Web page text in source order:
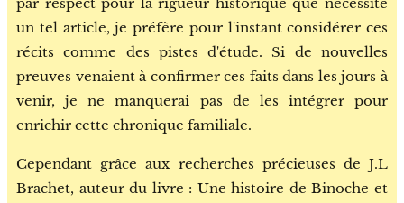
un tel article, je préfère pour l'instant considérer ces
récits comme des pistes d'étude. Si de nouvelles
preuves venaient à confirmer ces faits dans les jours à
venir, je ne manquerai pas de les intégrer pour
enrichir cette chronique familiale.
Cependant grâce aux recherches précieuses de J.L
Brachet, auteur du livre : Une histoire de Binoche et